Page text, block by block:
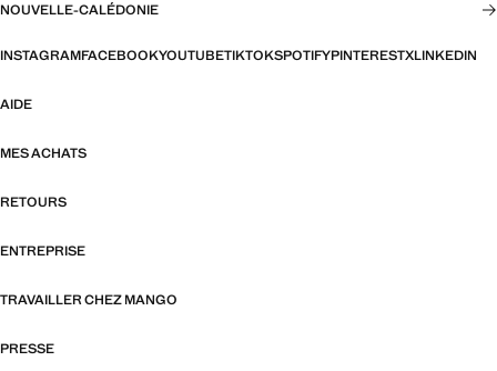
NOUVELLE-CALÉDONIE
INSTAGRAMFACEBOOKYOUTUBETIKTOKSPOTIFYPINTERESTXLINKEDIN
AIDE
MES ACHATS
RETOURS
ENTREPRISE
TRAVAILLER CHEZ MANGO
PRESSE